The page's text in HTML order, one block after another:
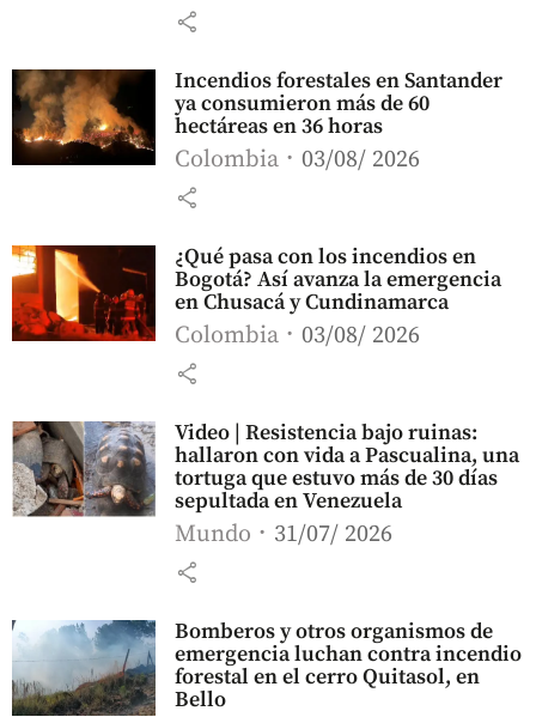
share
Incendios forestales en Santander
ya consumieron más de 60
hectáreas en 36 horas
Colombia 03/08/ 2026
share
¿Qué pasa con los incendios en
Bogotá? Así avanza la emergencia
en Chusacá y Cundinamarca
Colombia 03/08/ 2026
share
Video | Resistencia bajo ruinas:
hallaron con vida a Pascualina, una
tortuga que estuvo más de 30 días
sepultada en Venezuela
Mundo 31/07/ 2026
share
Bomberos y otros organismos de
emergencia luchan contra incendio
forestal en el cerro Quitasol, en
Bello